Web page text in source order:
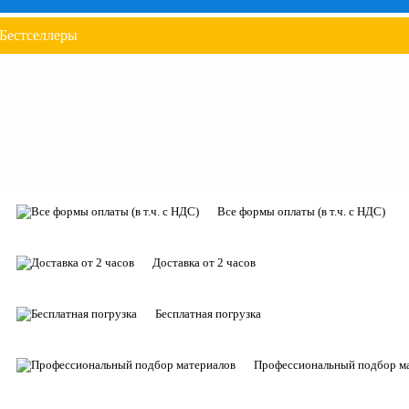
Бестселлеры
Все формы оплаты (в т.ч. с НДС)
Доставка от 2 часов
Бесплатная погрузка
Профессиональный подбор